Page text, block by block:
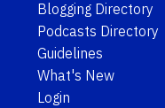
Blogging Directory
Podcasts Directory
Guidelines
What's New
Login